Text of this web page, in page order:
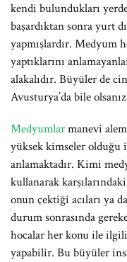
kendi bulundukları
başardıktan sonra yurt
yapmışlardır. Medyum
yaptıklarını
alakalıdır. Büyüler de
Avusturya’da bile
Medyumlarmanevi
yüksek kimseler olduğu
anlamaktadır. Kimi
kullanarak
onun çektiği acıları ya
durum sonrasında
hocalar her konu ile
yapabilir. Bu büyüler